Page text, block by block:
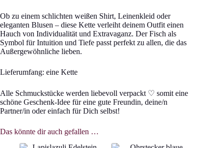
Ob zu einem schlichten weißen Shirt, Leinenkleid oder
eleganten Blusen – diese Kette verleiht deinem Outfit einen
Hauch von Individualität und Extravaganz. Der Fisch als
Symbol für Intuition und Tiefe passt perfekt zu allen, die das
Außergewöhnliche lieben.
Lieferumfang: eine Kette
Alle Schmuckstücke werden liebevoll verpackt ♡ somit eine
schöne Geschenk-Idee für eine gute Freundin, deine/n
Partner/in oder einfach für Dich selbst!
Das könnte dir auch gefallen …